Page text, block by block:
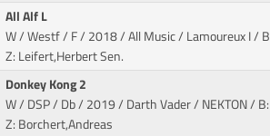
All Alf L
W / Westf / F / 2018 / All Music / Lamoureux I/
Z: Leifert,Herbert Sen.
Donkey Kong 2
W / DSP / Db / 2019 / Darth Vader / NEKTON/ B:
Z: Borchert,Andreas